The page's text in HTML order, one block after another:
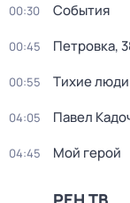
00:30 События
00:45 Петровка,
00:55 Тихие люди
04:05 Павел
04:45 Мой герой